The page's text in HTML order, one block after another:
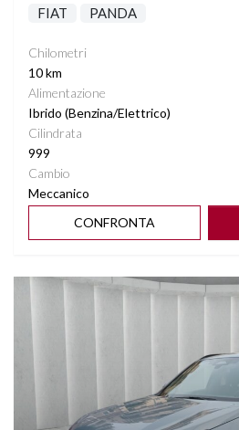
FIAT PANDA
Chilometri
10 km
Alimentazione
Ibrido (Benzina/Elettrico)
Cilindrata
999
Cambio
Meccanico
CONFRONTA
Vedi dettagli